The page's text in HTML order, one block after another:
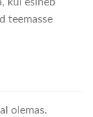
kui esineb
teemasse
olemas.